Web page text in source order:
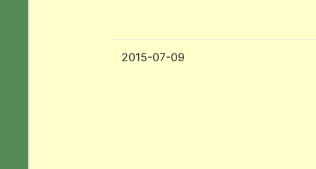
2015-07-09